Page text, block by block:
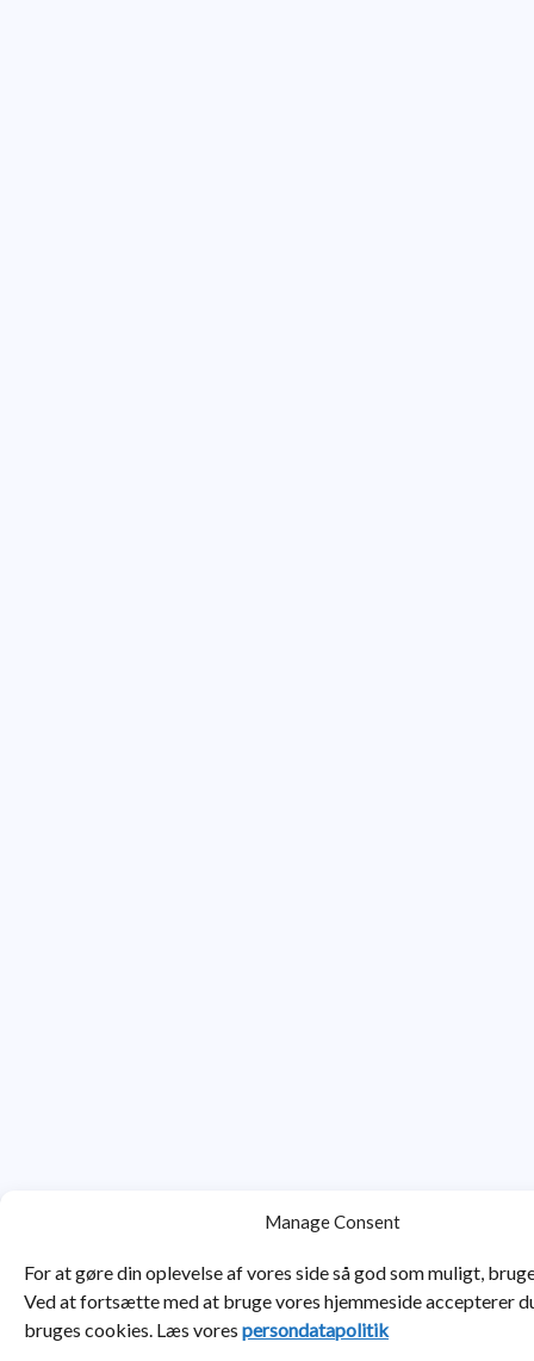
Manage Consent
For at gøre din oplevelse af vores side så god som muligt,
Ved at fortsætte med at bruge vores hjemmeside accepterer
bruges cookies. Læs vores persondatapolitik